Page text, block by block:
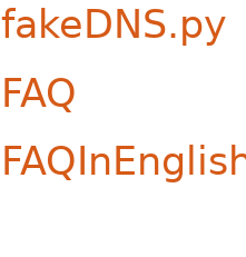
fakeDNS.py
FAQ